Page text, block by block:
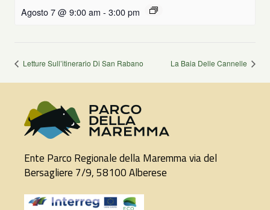
Agosto 7 @ 9:00 am - 3:00 pm
Letture Sull’itinerario Di San Rabano La Baia Delle Cannelle
Ente Parco Regionale della Maremma via del
Bersagliere 7/9, 58100 Alberese